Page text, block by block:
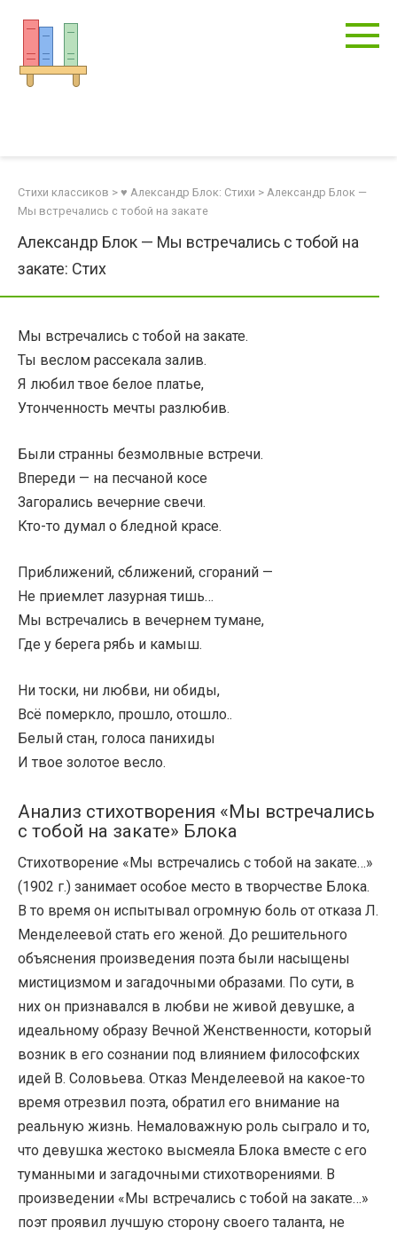
контенту
Стихи классиков > ♥ Александр Блок: Стихи > Александр Блок —
Мы встречались с тобой на закате
Александр Блок — Мы встречались с тобой на
закате: Стих
Мы встречались с тобой на закате.
Ты веслом рассекала залив.
Я любил твое белое платье,
Утонченность мечты разлюбив.
Были странны безмолвные встречи.
Впереди — на песчаной косе
Загорались вечерние свечи.
Кто-то думал о бледной красе.
Приближений, сближений, сгораний —
Не приемлет лазурная тишь…
Мы встречались в вечернем тумане,
Где у берега рябь и камыш.
Ни тоски, ни любви, ни обиды,
Всё померкло, прошло, отошло..
Белый стан, голоса панихиды
И твое золотое весло.
Анализ стихотворения «Мы встречались
с тобой на закате» Блока
Стихотворение «Мы встречались с тобой на закате…»
(1902 г.) занимает особое место в творчестве Блока.
В то время он испытывал огромную боль от отказа Л.
Менделеевой стать его женой. До решительного
объяснения произведения поэта были насыщены
мистицизмом и загадочными образами. По сути, в
них он признавался в любви не живой девушке, а
идеальному образу Вечной Женственности, который
возник в его сознании под влиянием философских
идей В. Соловьева. Отказ Менделеевой на какое-то
время отрезвил поэта, обратил его внимание на
реальную жизнь. Немаловажную роль сыграло и то,
что девушка жестоко высмеяла Блока вместе с его
туманными и загадочными стихотворениями. В
произведении «Мы встречались с тобой на закате…»
поэт проявил лучшую сторону своего таланта, не